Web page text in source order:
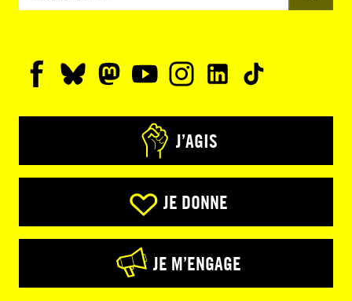
J’AGIS
JE DONNE
JE M’ENGAGE